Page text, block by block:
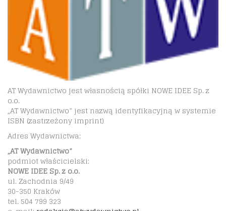
AT Wydawnictwo jest własnością spółki NOWE IDEE Sp. z
o.o.
„AT Wydawnictwo” jest nazwą identyfikacyjną w systemie
ISBN (zastrzeżony imprint)
Adres Wydawnictwa:
„AT Wydawnictwo”
podmiot właścicielski:
NOWE IDEE Sp. z o.o.
ul. Zachodnia 9/49
30-350 Kraków
tel. 504 799 323